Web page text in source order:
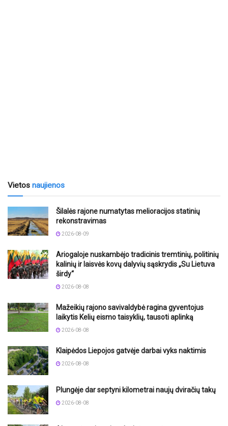
Vietos naujienos
Šilalės rajone numatytas melioracijos statinių
rekonstravimas
2026-08-09
Ariogaloje nuskambėjo tradicinis tremtinių, politinių
kalinių ir laisvės kovų dalyvių sąskrydis „Su Lietuva
širdy“
2026-08-08
Mažeikių rajono savivaldybė ragina gyventojus
laikytis Kelių eismo taisyklių, tausoti aplinką
2026-08-08
Klaipėdos Liepojos gatvėje darbai vyks naktimis
2026-08-08
Plungėje dar septyni kilometrai naujų dviračių takų
2026-08-08